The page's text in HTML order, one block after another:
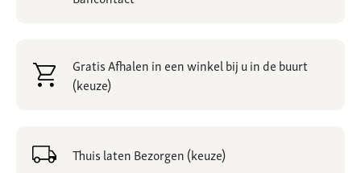
Gratis Afhalen in een winkel bij u in de buurt
(keuze)
Thuis laten Bezorgen (keuze)